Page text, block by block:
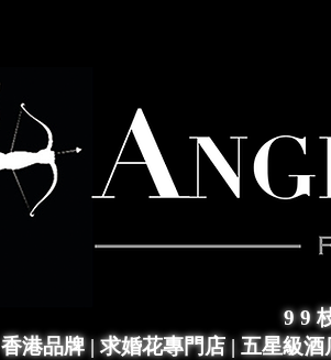
9 9
香港品牌 | 求婚花專門店| 五星級